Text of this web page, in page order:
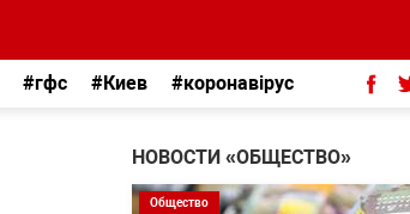
#гфс #Киев #коронавірус
НОВОСТИ «ОБЩЕСТВО»
Общество